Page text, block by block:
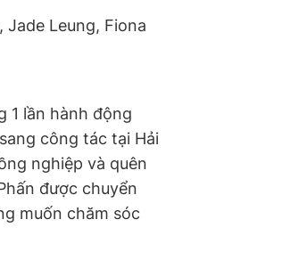
Jade Leung, Fiona
1 lần hành động
công tác tại Hải
nghiệp và quên
được chuyển
muốn chăm sóc